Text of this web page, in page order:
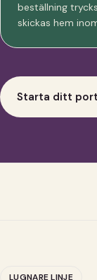
beställning
skickas hem
Starta ditt
LUGNARE LINJE